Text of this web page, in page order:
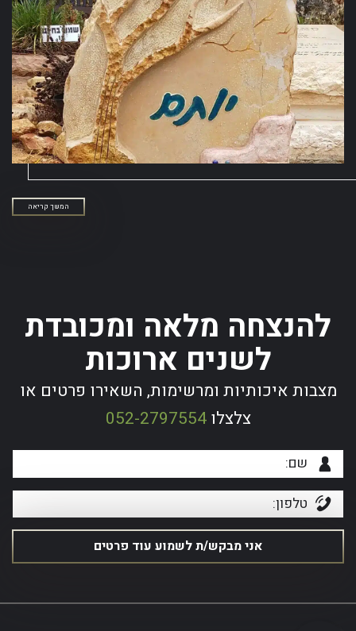
המשך קריאה
להנצחה מלאה ומכובדת
לשנים ארוכות
מצבות איכותיות ומרשימות, השאירו פרטים או
צלצלו052-2797554